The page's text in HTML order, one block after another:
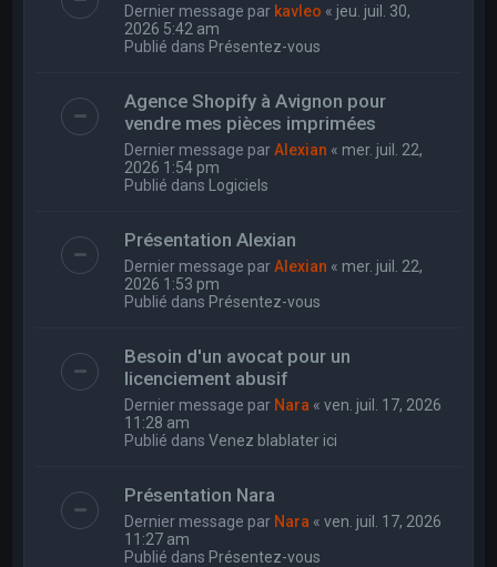
Dernier message par kavleo « jeu. juil. 30,
2026 5:42 am
Publié dans Présentez-vous
Agence Shopify à Avignon pour
vendre mes pièces imprimées
Dernier message parAlexian « mer. juil. 22,
2026 1:54 pm
Publié dans Logiciels
Présentation Alexian
Dernier message parAlexian « mer. juil. 22,
2026 1:53 pm
Publié dans Présentez-vous
Besoin d'un avocat pour un
licenciement abusif
Dernier message par Nara «ven. juil. 17, 2026
11:28 am
Publié dansVenez blablater ici
Présentation Nara
Dernier message par Nara «ven. juil. 17, 2026
11:27 am
Publié dans Présentez-vous